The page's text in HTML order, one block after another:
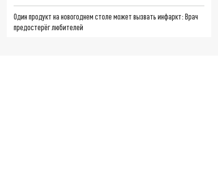
Один продукт на новогоднем столе может вызвать инфаркт: Врач
предостерёг любителей